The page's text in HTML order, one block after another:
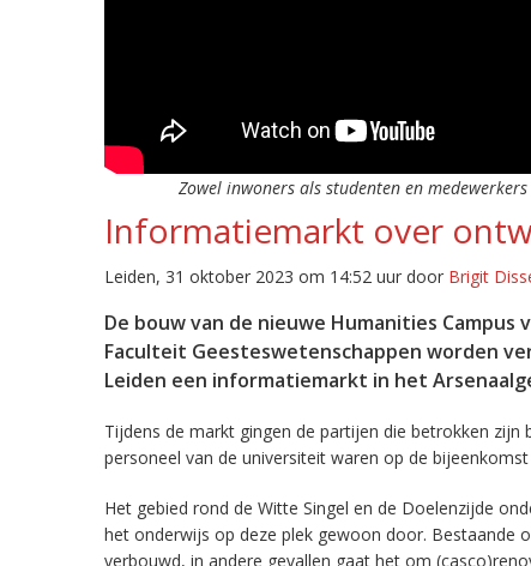
Zowel inwoners als studenten en
Informatiemarkt over
Leiden, 31 oktober 2023 om 14:52 uur door Brigit
De bouw van de nieuwe Humanities
Faculteit Geesteswetenschappen worden
Leiden een informatiemarkt in het
Tijdens de markt gingen de partijen die betrokken
personeel van de universiteit waren op de
Het gebied rond de Witte Singel en de Doelenzijde
het onderwijs op deze plek gewoon door. Bestaande
verbouwd, in andere gevallen gaat het om